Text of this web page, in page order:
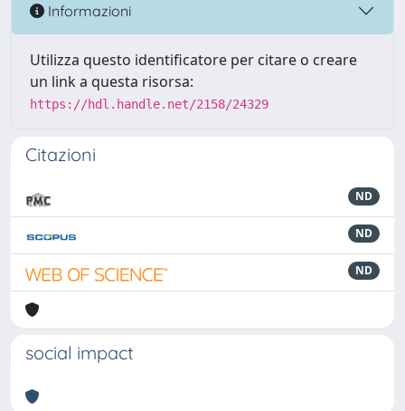
Informazioni
Utilizza questo identificatore per citare o creare
un link a questa risorsa:
https://hdl.handle.net/2158/24329
Citazioni
ND
ND
ND
social impact